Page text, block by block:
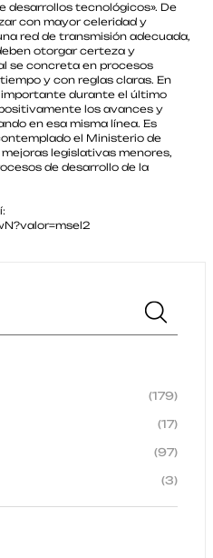
desarrollos tecnológicos». De
con mayor celeridad y
red de transmisión adecuada,
otorgar certeza y
se concreta en procesos
y con reglas claras. En
durante el último
los avances y
en esa misma línea. Es
el Ministerio de
legislativas menores,
de desarrollo de la
(179)
(17)
(97)
(3)